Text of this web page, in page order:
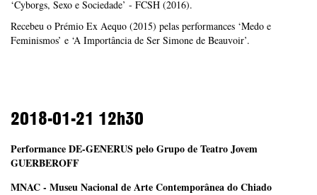
‘Cyborgs, Sexo e Sociedade’ - FCSH (2016).
Recebeu o Prémio Ex Aequo (2015) pelas performances ‘Medo e
Feminismos’ e ‘A Importância de Ser Simone de Beauvoir’.
2018-01-21 12h30
Performance DE-GENERUS pelo Grupo de Teatro Jovem
GUERBEROFF
MNAC - Museu Nacional de Arte Contemporânea do Chiado